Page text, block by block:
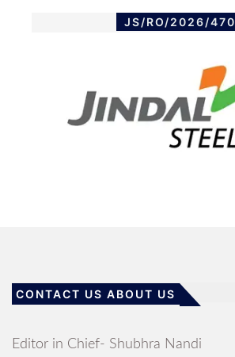
JS/RO/2026/470
CONTACT US ABOUT US
Editor in Chief- Shubhra Nandi